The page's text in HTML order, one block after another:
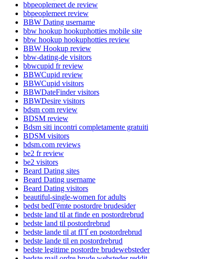
bbpeoplemeet de review
bbpeoplemeet review
BBW Dating username
bbw hookup hookuphotties mobile site
bbw hookup hookuphotties review
BBW Hookup review
bbw-dating-de visitors
bbwcupid fr review
BBWCupid review
BBWCupid visitors
BBWDateFinder visitors
BBWDesire visitors
bdsm com review
BDSM review
Bdsm siti incontri completamente gratuiti
BDSM visitors
bdsm.com reviews
be2 fr review
be2 visitors
Beard Dating sites
Beard Dating username
Beard Dating visitors
beautiful-single-women for adults
bedst bedГёmte postordre brudesider
bedste land til at finde en postordrebrud
bedste land til postordrebrud
bedste lande til at fГҐ en postordrebrud
bedste lande til en postordrebrud
bedste legitime postordre brudewebsteder